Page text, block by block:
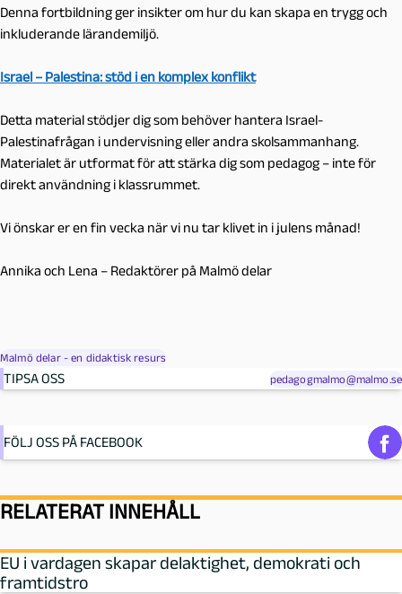
Denna fortbildning ger insikter om hur du kan skapa en trygg och
inkluderande lärandemiljö.
Israel – Palestina: stöd i en komplex konflikt
Detta material stödjer dig som behöver hantera Israel-
Palestinafrågan i undervisning eller andra skolsammanhang.
Materialet är utformat för att stärka dig som pedagog – inte för
direkt användning i klassrummet.
Vi önskar er en fin vecka när vi nu tar klivet in i julens månad!
Annika och Lena – Redaktörer på Malmö delar
Malmö delar - en didaktisk resurs
TIPSA OSS pedagogmalmo@malmo.se
FÖLJ OSS PÅ FACEBOOK
RELATERAT INNEHÅLL
EU i vardagen skapar delaktighet, demokrati och
framtidstro